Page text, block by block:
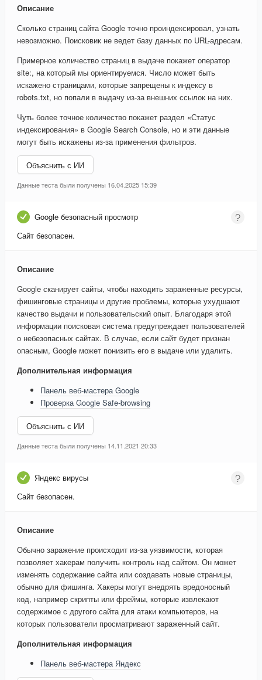
Описание
Сколько страниц сайта Google точно проиндексировал, узнать
невозможно. Поисковик не ведет базу данных по URL-адресам.
Примерное количество страниц в выдаче покажет оператор
site:, на который мы ориентируемся. Число может быть
искажено страницами, которые запрещены к индексу в
robots.txt, но попали в выдачу из-за внешних ссылок на них.
Чуть более точное количество покажет раздел «Статус
индексирования» в Google Search Console, но и эти данные
могут быть искажены из-за применения фильтров.
Объяснить с ИИ
Данные теста были получены 16.04.2025 15:39
Google безопасный просмотр
Сайт безопасен.
Описание
Google сканирует сайты, чтобы находить зараженные ресурсы,
фишинговые страницы и другие проблемы, которые ухудшают
качество выдачи и пользовательский опыт. Благодаря этой
информации поисковая система предупреждает пользователей
о небезопасных сайтах. В случае, если сайт будет признан
опасным, Google может понизить его в выдаче или удалить.
Дополнительная информация
Панель веб-мастера Google
Проверка Google Safe-browsing
Объяснить с ИИ
Данные теста были получены 14.11.2021 20:33
Яндекс вирусы
Сайт безопасен.
Описание
Обычно заражение происходит из-за уязвимости, которая
позволяет хакерам получить контроль над сайтом. Он может
изменять содержание сайта или создавать новые страницы,
обычно для фишинга. Хакеры могут внедрять вредоносный
код, например скрипты или фреймы, которые извлекают
содержимое с другого сайта для атаки компьютеров, на
которых пользователи просматривают зараженный сайт.
Дополнительная информация
Панель веб-мастера Яндекс